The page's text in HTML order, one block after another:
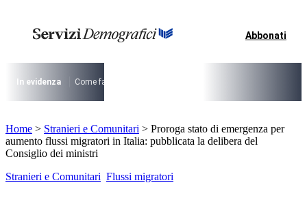
contenuto
I più cercati
Lorem ipsum dolor sit amet consectetur
Lorem ipsum dolor sit amet consectetur
Abbonati
In evidenza Come fare per …
I più cercati
Lorem ipsum dolor sit amet consectetur
Home > Stranieri e Comunitari > Proroga stato di emergenza per
aumento flussi migratori in Italia: pubblicata la delibera del
Consiglio dei ministri
Stranieri e Comunitari Flussi migratori